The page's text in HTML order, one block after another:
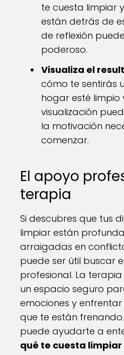
te cuesta limpiar
están detrás de
de reflexión
poderoso.
Visualiza el
cómo te sentirás
hogar esté limpio
visualización
la motivación
comenzar.
El apoyo
terapia
Si descubres que tus
limpiar están
arraigadas en
puede ser útil buscar
profesional. La
un espacio seguro
emociones y
que te están
puede ayudarte a
qué te cuesta limpiar